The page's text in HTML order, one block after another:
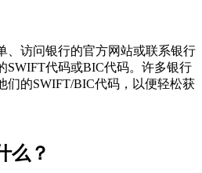
、访问银行的官方网站或联系银行
SWIFT代码或BIC代码。许多银行
们的SWIFT/BIC代码，以便轻松获
么？